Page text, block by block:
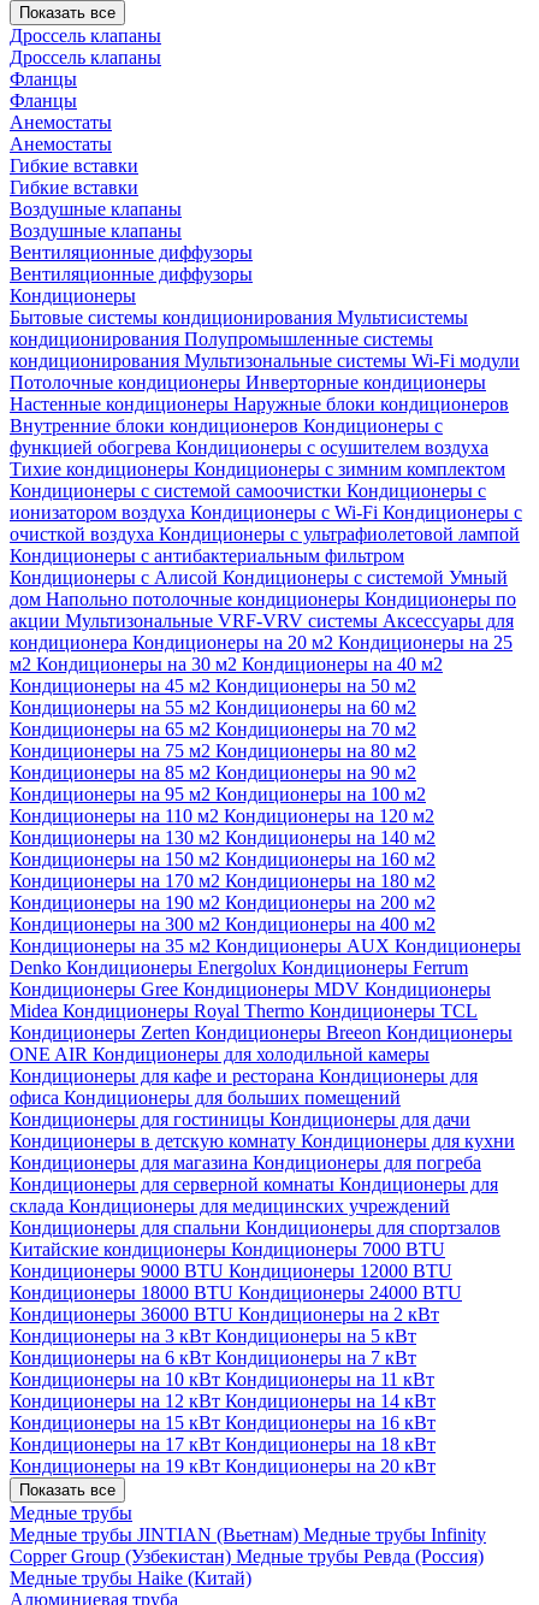
Показать все
Дроссель клапаны
Дроссель клапаны
Фланцы
Фланцы
Анемостаты
Анемостаты
Гибкие вставки
Гибкие вставки
Воздушные клапаны
Воздушные клапаны
Вентиляционные диффузоры
Вентиляционные диффузоры
Кондиционеры
Бытовые системы кондиционирования Мультисистемы
кондиционирования Полупромышленные системы
кондиционирования Мультизональные системы Wi-Fi модули
Потолочные кондиционеры Инверторные кондиционеры
Настенные кондиционеры Наружные блоки кондиционеров
Внутренние блоки кондиционеров Кондиционеры с
функцией обогрева Кондиционеры с осушителем воздуха
Тихие кондиционеры Кондиционеры с зимним комплектом
Кондиционеры с системой самоочистки Кондиционеры с
ионизатором воздуха Кондиционеры с Wi-Fi Кондиционеры с
очисткой воздуха Кондиционеры с ультрафиолетовой лампой
Кондиционеры с антибактериальным фильтром
Кондиционеры с Алисой Кондиционеры с системой Умный
дом Напольно потолочные кондиционеры Кондиционеры по
акции Мультизональные VRF-VRV системы Аксессуары для
кондиционера Кондиционеры на 20 м2 Кондиционеры на 25
м2 Кондиционеры на 30 м2 Кондиционеры на 40 м2
Кондиционеры на 45 м2 Кондиционеры на 50 м2
Кондиционеры на 55 м2 Кондиционеры на 60 м2
Кондиционеры на 65 м2 Кондиционеры на 70 м2
Кондиционеры на 75 м2 Кондиционеры на 80 м2
Кондиционеры на 85 м2 Кондиционеры на 90 м2
Кондиционеры на 95 м2 Кондиционеры на 100 м2
Кондиционеры на 110 м2 Кондиционеры на 120 м2
Кондиционеры на 130 м2 Кондиционеры на 140 м2
Кондиционеры на 150 м2 Кондиционеры на 160 м2
Кондиционеры на 170 м2 Кондиционеры на 180 м2
Кондиционеры на 190 м2 Кондиционеры на 200 м2
Кондиционеры на 300 м2 Кондиционеры на 400 м2
Кондиционеры на 35 м2 Кондиционеры AUX Кондиционеры
Denko Кондиционеры Energolux Кондиционеры Ferrum
Кондиционеры Gree Кондиционеры MDV Кондиционеры
Midea Кондиционеры Royal Thermo Кондиционеры TCL
Кондиционеры Zerten Кондиционеры Breeon Кондиционеры
ONE AIR Кондиционеры для холодильной камеры
Кондиционеры для кафе и ресторана Кондиционеры для
офиса Кондиционеры для больших помещений
Кондиционеры для гостиницы Кондиционеры для дачи
Кондиционеры в детскую комнату Кондиционеры для кухни
Кондиционеры для магазина Кондиционеры для погреба
Кондиционеры для серверной комнаты Кондиционеры для
склада Кондиционеры для медицинских учреждений
Кондиционеры для спальни Кондиционеры для спортзалов
Китайские кондиционеры Кондиционеры 7000 BTU
Кондиционеры 9000 BTU Кондиционеры 12000 BTU
Кондиционеры 18000 BTU Кондиционеры 24000 BTU
Кондиционеры 36000 BTU Кондиционеры на 2 кВт
Кондиционеры на 3 кВт Кондиционеры на 5 кВт
Кондиционеры на 6 кВт Кондиционеры на 7 кВт
Кондиционеры на 10 кВт Кондиционеры на 11 кВт
Кондиционеры на 12 кВт Кондиционеры на 14 кВт
Кондиционеры на 15 кВт Кондиционеры на 16 кВт
Кондиционеры на 17 кВт Кондиционеры на 18 кВт
Кондиционеры на 19 кВт Кондиционеры на 20 кВт
Показать все
Медные трубы
Медные трубы JINTIAN (Вьетнам) Медные трубы Infinity
Copper Group (Узбекистан) Медные трубы Ревда (Россия)
Медные трубы Haike (Китай)
Алюминиевая труба